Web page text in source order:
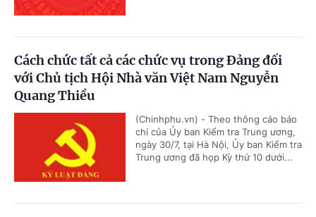
Cách chức tất cả các chức vụ trong Đảng đối
với Chủ tịch Hội Nhà văn Việt Nam Nguyễn
Quang Thiều
(Chinhphu.vn) - Theo thông cáo báo
chí của Ủy ban Kiểm tra Trung ương,
ngày 30/7, tại Hà Nội, Ủy ban Kiểm tra
Trung ương đã họp Kỳ thứ 10 dưới...